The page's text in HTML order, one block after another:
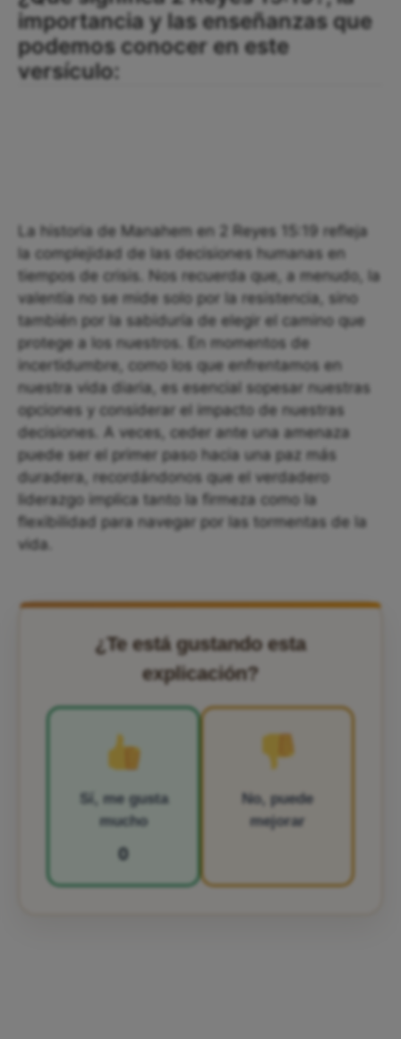
importancia y las enseñanzas que
podemos conocer en este
versículo:
La historia de Manahem en 2 Reyes 15:19 refleja
la complejidad de las decisiones humanas en
tiempos de crisis. Nos recuerda que, a menudo, la
valentía no se mide solo por la resistencia, sino
también por la sabiduría de elegir el camino que
protege a los nuestros. En momentos de
incertidumbre, como los que enfrentamos en
nuestra vida diaria, es esencial sopesar nuestras
opciones y considerar el impacto de nuestras
decisiones. A veces, ceder ante una amenaza
puede ser el primer paso hacia una paz más
duradera, recordándonos que el verdadero
liderazgo implica tanto la firmeza como la
flexibilidad para navegar por las tormentas de la
vida.
¿Te está gustando esta
explicación?
Sí, me gusta
mucho
0
No, puede
mejorar